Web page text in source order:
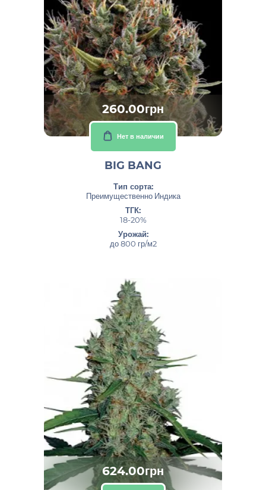
260.00грн
Нет в наличии
BIG BANG
Тип сорта:
Преимущественно Индика
ТГК:
18-20%
Урожай:
до 800 гр/м2
624.00грн